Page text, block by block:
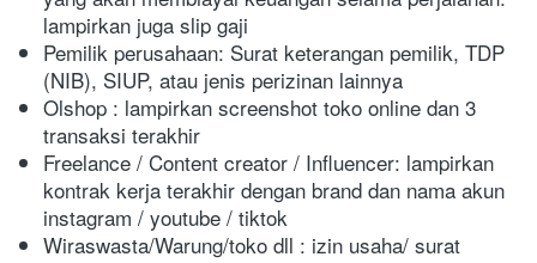
lampirkan juga slip gaji
Pemilik perusahaan: Surat keterangan pemilik, TDP
(NIB), SIUP, atau jenis perizinan lainnya
Olshop : lampirkan screenshot toko online dan 3
transaksi terakhir
Freelance / Content creator / Influencer: lampirkan
kontrak kerja terakhir dengan brand dan nama akun
instagram / youtube / tiktok
Wiraswasta/Warung/toko dll : izin usaha/ surat